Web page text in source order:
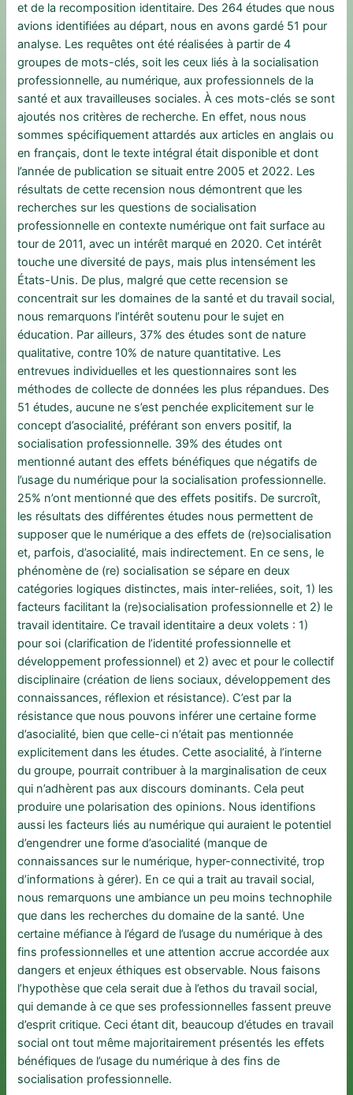
et de la recomposition identitaire. Des 264 études que nous
avions identifiées au départ, nous en avons gardé 51 pour
analyse. Les requêtes ont été réalisées à partir de 4
groupes de mots-clés, soit les ceux liés à la socialisation
professionnelle, au numérique, aux professionnels de la
santé et aux travailleuses sociales. À ces mots-clés se sont
ajoutés nos critères de recherche. En effet, nous nous
sommes spécifiquement attardés aux articles en anglais ou
en français, dont le texte intégral était disponible et dont
l’année de publication se situait entre 2005 et 2022. Les
résultats de cette recension nous démontrent que les
recherches sur les questions de socialisation
professionnelle en contexte numérique ont fait surface au
tour de 2011, avec un intérêt marqué en 2020. Cet intérêt
touche une diversité de pays, mais plus intensément les
États-Unis. De plus, malgré que cette recension se
concentrait sur les domaines de la santé et du travail social,
nous remarquons l’intérêt soutenu pour le sujet en
éducation. Par ailleurs, 37% des études sont de nature
qualitative, contre 10% de nature quantitative. Les
entrevues individuelles et les questionnaires sont les
méthodes de collecte de données les plus répandues. Des
51 études, aucune ne s’est penchée explicitement sur le
concept d’asocialité, préférant son envers positif, la
socialisation professionnelle. 39% des études ont
mentionné autant des effets bénéfiques que négatifs de
l’usage du numérique pour la socialisation professionnelle.
25% n’ont mentionné que des effets positifs. De surcroît,
les résultats des différentes études nous permettent de
supposer que le numérique a des effets de (re)socialisation
et, parfois, d’asocialité, mais indirectement. En ce sens, le
phénomène de (re) socialisation se sépare en deux
catégories logiques distinctes, mais inter-reliées, soit, 1) les
facteurs facilitant la (re)socialisation professionnelle et 2) le
travail identitaire. Ce travail identitaire a deux volets : 1)
pour soi (clarification de l’identité professionnelle et
développement professionnel) et 2) avec et pour le collectif
disciplinaire (création de liens sociaux, développement des
connaissances, réflexion et résistance). C’est par la
résistance que nous pouvons inférer une certaine forme
d’asocialité, bien que celle-ci n’était pas mentionnée
explicitement dans les études. Cette asocialité, à l’interne
du groupe, pourrait contribuer à la marginalisation de ceux
qui n’adhèrent pas aux discours dominants. Cela peut
produire une polarisation des opinions. Nous identifions
aussi les facteurs liés au numérique qui auraient le potentiel
d’engendrer une forme d’asocialité (manque de
connaissances sur le numérique, hyper-connectivité, trop
d’informations à gérer). En ce qui a trait au travail social,
nous remarquons une ambiance un peu moins technophile
que dans les recherches du domaine de la santé. Une
certaine méfiance à l’égard de l’usage du numérique à des
fins professionnelles et une attention accrue accordée aux
dangers et enjeux éthiques est observable. Nous faisons
l’hypothèse que cela serait due à l’ethos du travail social,
qui demande à ce que ses professionnelles fassent preuve
d’esprit critique. Ceci étant dit, beaucoup d’études en travail
social ont tout même majoritairement présentés les effets
bénéfiques de l’usage du numérique à des fins de
socialisation professionnelle.